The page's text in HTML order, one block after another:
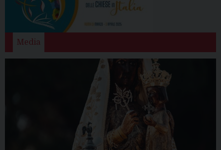
Media